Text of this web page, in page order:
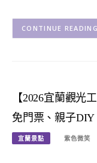
CONTINUE READING
【2026宜蘭觀光
免門票、親子
宜蘭景點 紫色微笑